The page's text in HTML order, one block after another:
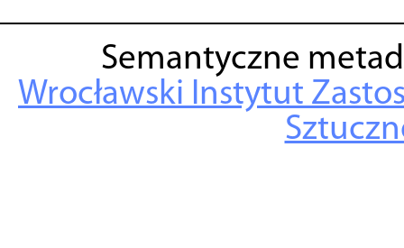
Semantyczne
Wrocławski Instytut